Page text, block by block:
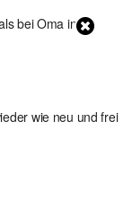
bei Oma in 1
wie neu und frei